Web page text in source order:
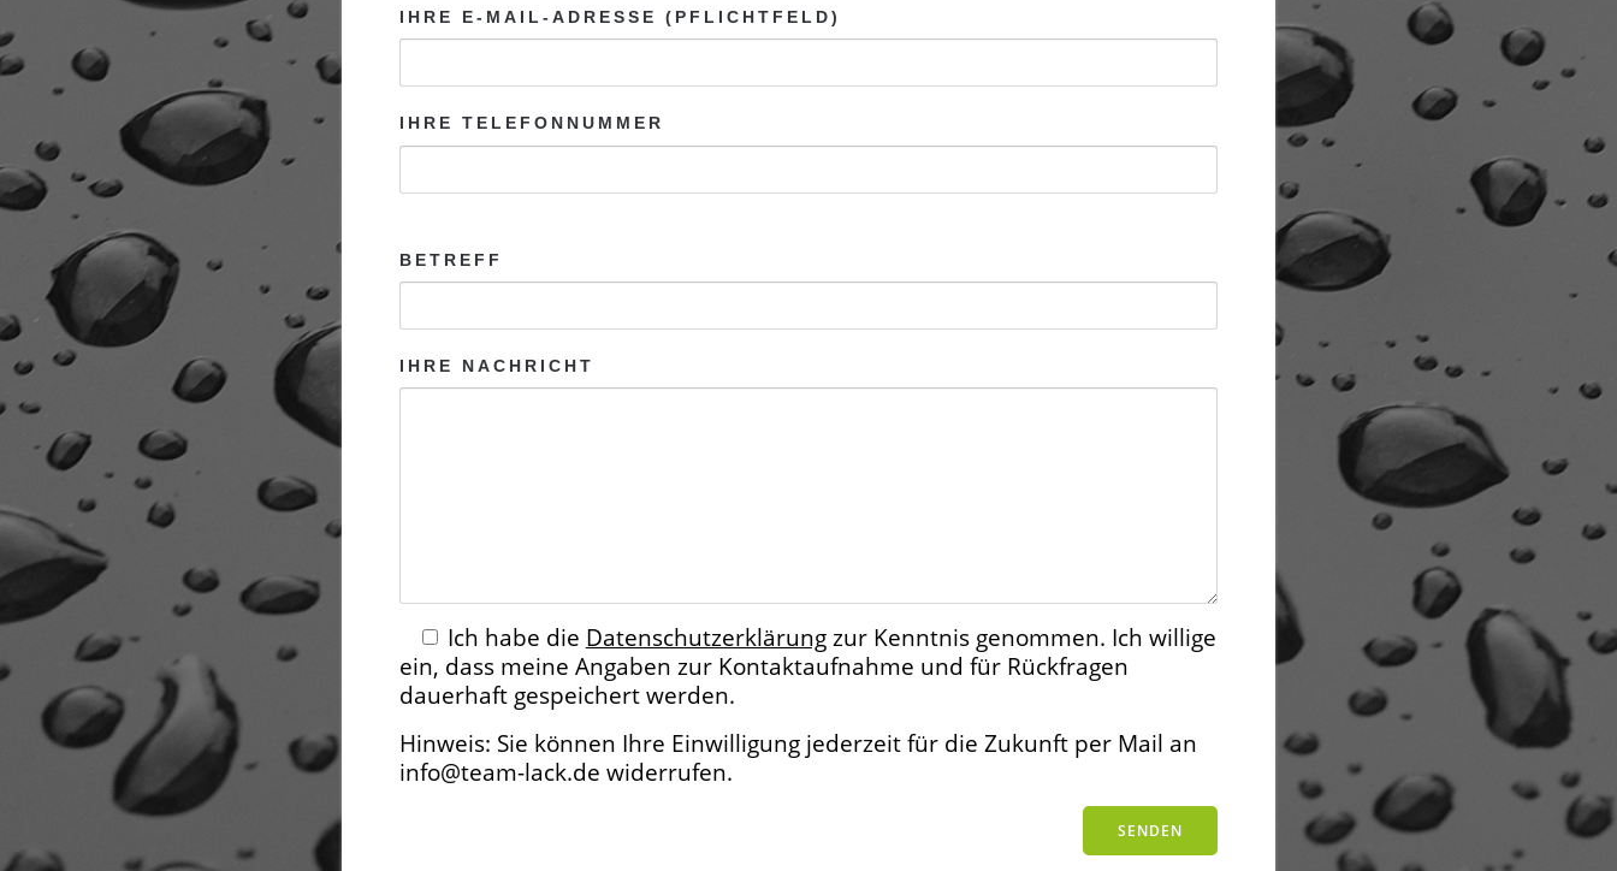
IHRE E-MAIL-ADRESSE (PFLICHTFELD)
IHRE TELEFONNUMMER
BETREFF
IHRE NACHRICHT
Ich habe die Datenschutzerklärungzur Kenntnis genommen. Ich willige
ein, dass meine Angaben zur Kontaktaufnahme und für Rückfragen
dauerhaft gespeichert werden.
Hinweis: Sie können Ihre Einwilligung jederzeit für die Zukunft per Mail an
info@team-lack.de widerrufen.